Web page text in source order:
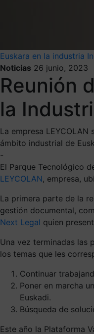
Euskara en la industria
Noticias 26 junio, 2023
Reunión
la
La empresa
ámbito industrial de
-
El Parque Tecnológico
LEYCOLAN, empresa,
La primera parte de la
gestión documental,
Next Legal quien
Una vez terminadas las
los temas que les
Continuar
Poner en marcha
Euskadi.
Búsqueda de
Este año la Plataforma